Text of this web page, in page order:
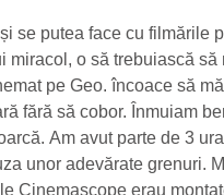
se putea face cu filmările
miracol, o să trebuiască
pe Geo. încoace să
fără să cobor. Înmuiam
Am avut parte de 3
unor adevărate grenuri.
Cinemascope erau